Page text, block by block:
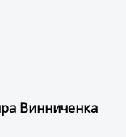
Винниченка